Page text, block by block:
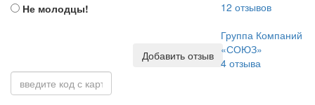
Не молодцы!
Добавить отзыв
12 отзывов
Группа Компаний
«СОЮЗ»
4отзыва